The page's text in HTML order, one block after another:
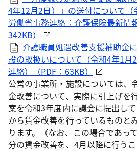
4年12月2日）」の送付について
労働省事務連絡：介護保険最新情
342KB）
介護職員処遇改善支援補助金
設の取扱いについて（令和4年1月
連絡）（PDF：63KB）
公営の事業所・施設については、
金改善について、実際に引上げを
案を令和3年度内に議会に提出し
から賃金改善を行っているものと
ります。（なお、この場合であっ
分の賃金改善を、4月以降に行うこ